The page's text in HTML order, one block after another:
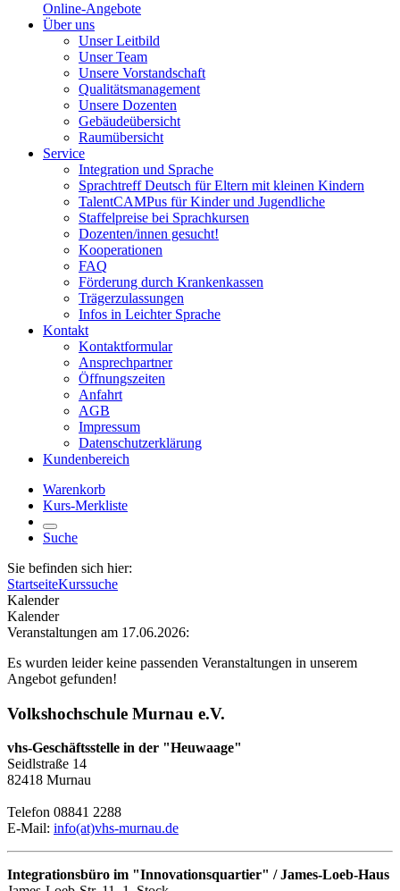
Online-Angebote
Über uns
Unser Leitbild
Unser Team
Unsere Vorstandschaft
Qualitätsmanagement
Unsere Dozenten
Gebäudeübersicht
Raumübersicht
Service
Integration und Sprache
Sprachtreff Deutsch für Eltern mit kleinen Kindern
TalentCAMPus für Kinder und Jugendliche
Staffelpreise bei Sprachkursen
Dozenten/innen gesucht!
Kooperationen
FAQ
Förderung durch Krankenkassen
Trägerzulassungen
Infos in Leichter Sprache
Kontakt
Kontaktformular
Ansprechpartner
Öffnungszeiten
Anfahrt
AGB
Impressum
Datenschutzerklärung
Kundenbereich
Warenkorb
Kurs-Merkliste
Suche
Sie befinden sich hier:
StartseiteKurssuche
Kalender
Kalender
Veranstaltungen am 17.06.2026:
Es wurden leider keine passenden Veranstaltungen in unserem
Angebot gefunden!
Volkshochschule Murnau e.V.
vhs-Geschäftsstelle in der "Heuwaage"
Seidlstraße 14
82418 Murnau
Telefon 08841 2288
E-Mail: info(at)vhs-murnau.de
Integrationsbüro im "Innovationsquartier" / James-Loeb-Haus